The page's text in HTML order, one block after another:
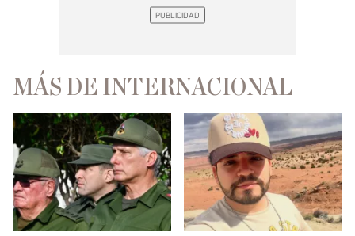
MÁS DE INTERNACIONAL